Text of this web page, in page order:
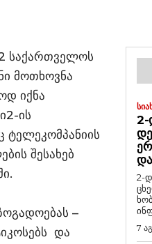
საქართველოს
მოთხოვნა
იქნა
ის
ტელეკომპანიის
შესახებ
–
და
2-
2-
7